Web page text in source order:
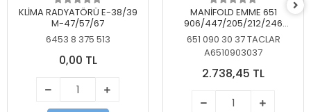
KLİMA RADYATÖRÜ E-38/39
M-47/57/67
6453 8 375 513
0,00 TL
MANİFOLD EMME 651
906/447/205/212/246
KELEBEKSİZ
651 090 30 37 TACLAR
A6510903037
2.738,45 TL